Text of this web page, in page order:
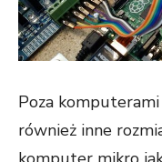
Poza komputerami
również inne